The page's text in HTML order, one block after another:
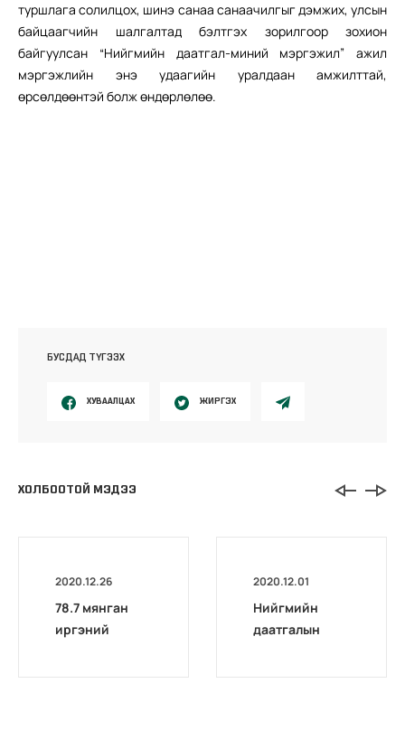
туршлага солилцох, шинэ санаа санаачилгыг дэмжих, улсын
байцаагчийн шалгалтад бэлтгэх зорилгоор зохион
байгуулсан “Нийгмийн даатгал-миний мэргэжил” ажил
мэргэжлийн энэ удаагийн уралдаан амжилттай,
өрсөлдөөнтэй болж өндөрлөлөө.
БУСДАД ТҮГЭЭХ
ХУВААЛЦАХ ЖИРГЭХ
ХОЛБООТОЙ МЭДЭЭ
2020.12.26
78.7 мянган
иргэний
2020.12.01
Нийгмийн
даатгалын